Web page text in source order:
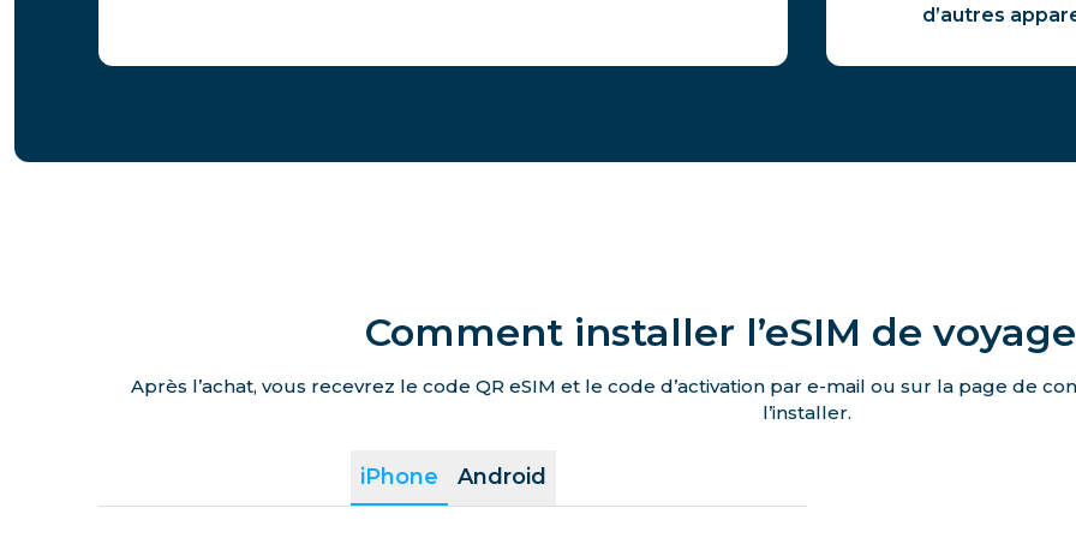
d’autres
Comment installer l’eSIM de
Après l’achat, vous recevrez le code QR eSIM et le code d’activation par e-mail ou sur la page de
l’installer.
iPhone Android